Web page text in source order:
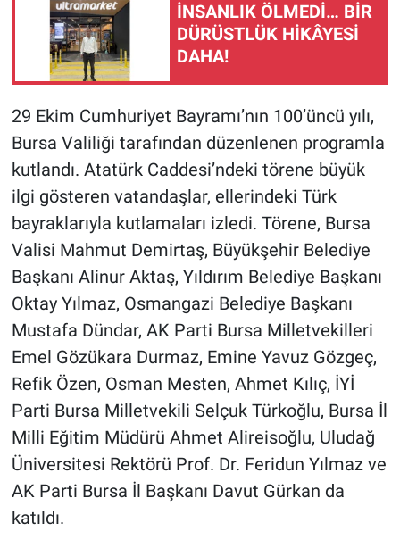
İNSANLIK ÖLMEDİ… BİR
DÜRÜSTLÜK HİKÂYESİ
DAHA!
29 Ekim Cumhuriyet Bayramı’nın 100’üncü yılı,
Bursa Valiliği tarafından düzenlenen programla
kutlandı. Atatürk Caddesi’ndeki törene büyük
ilgi gösteren vatandaşlar, ellerindeki Türk
bayraklarıyla kutlamaları izledi. Törene, Bursa
Valisi Mahmut Demirtaş, Büyükşehir Belediye
Başkanı Alinur Aktaş, Yıldırım Belediye Başkanı
Oktay Yılmaz, Osmangazi Belediye Başkanı
Mustafa Dündar, AK Parti Bursa Milletvekilleri
Emel Gözükara Durmaz, Emine Yavuz Gözgeç,
Refik Özen, Osman Mesten, Ahmet Kılıç, İYİ
Parti Bursa Milletvekili Selçuk Türkoğlu, Bursa İl
Milli Eğitim Müdürü Ahmet Alireisoğlu, Uludağ
Üniversitesi Rektörü Prof. Dr. Feridun Yılmaz ve
AK Parti Bursa İl Başkanı Davut Gürkan da
katıldı.